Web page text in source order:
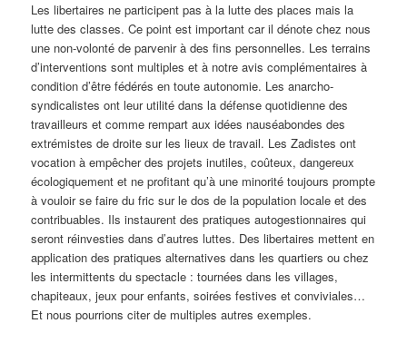
Les libertaires ne participent pas à la lutte des places mais la
lutte des classes. Ce point est important car il dénote chez nous
une non-volonté de parvenir à des fins personnelles. Les terrains
d’interventions sont multiples et à notre avis complémentaires à
condition d’être fédérés en toute autonomie. Les anarcho-
syndicalistes ont leur utilité dans la défense quotidienne des
travailleurs et comme rempart aux idées nauséabondes des
extrémistes de droite sur les lieux de travail. Les Zadistes ont
vocation à empêcher des projets inutiles, coûteux, dangereux
écologiquement et ne profitant qu’à une minorité toujours prompte
à vouloir se faire du fric sur le dos de la population locale et des
contribuables. Ils instaurent des pratiques autogestionnaires qui
seront réinvesties dans d’autres luttes. Des libertaires mettent en
application des pratiques alternatives dans les quartiers ou chez
les intermittents du spectacle : tournées dans les villages,
chapiteaux, jeux pour enfants, soirées festives et conviviales…
Et nous pourrions citer de multiples autres exemples.